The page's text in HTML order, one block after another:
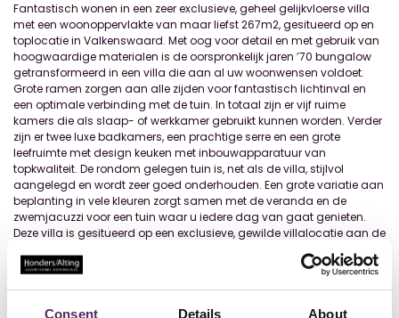
Consent Details About
Fantastisch wonen in een zeer exclusieve, geheel gelijkvloerse villa
met een woonoppervlakte van maar liefst 267m2, gesitueerd op en
toplocatie in Valkenswaard. Met oog voor detail en met gebruik van
hoogwaardige materialen is de oorspronkelijk jaren ’70 bungalow
getransformeerd in een villa die aan al uw woonwensen voldoet.
Grote ramen zorgen aan alle zijden voor fantastisch lichtinval en
een optimale verbinding met de tuin. In totaal zijn er vijf ruime
kamers die als slaap- of werkkamer gebruikt kunnen worden. Verder
zijn er twee luxe badkamers, een prachtige serre en een grote
leefruimte met design keuken met inbouwapparatuur van
topkwaliteit. De rondom gelegen tuin is, net als de villa, stijlvol
aangelegd en wordt zeer goed onderhouden. Een grote variatie aan
beplanting in vele kleuren zorgt samen met de veranda en de
zwemjacuzzi voor een tuin waar u iedere dag van gaat genieten.
Deze villa is gesitueerd op een exclusieve, gewilde villalocatie aan de
Valkenswaard, het Philips de Jong Wandelpark en de Eindhovense
Golf. Diverse basisscholen, scholengemeenschap Were Di, vele
...Lees meer